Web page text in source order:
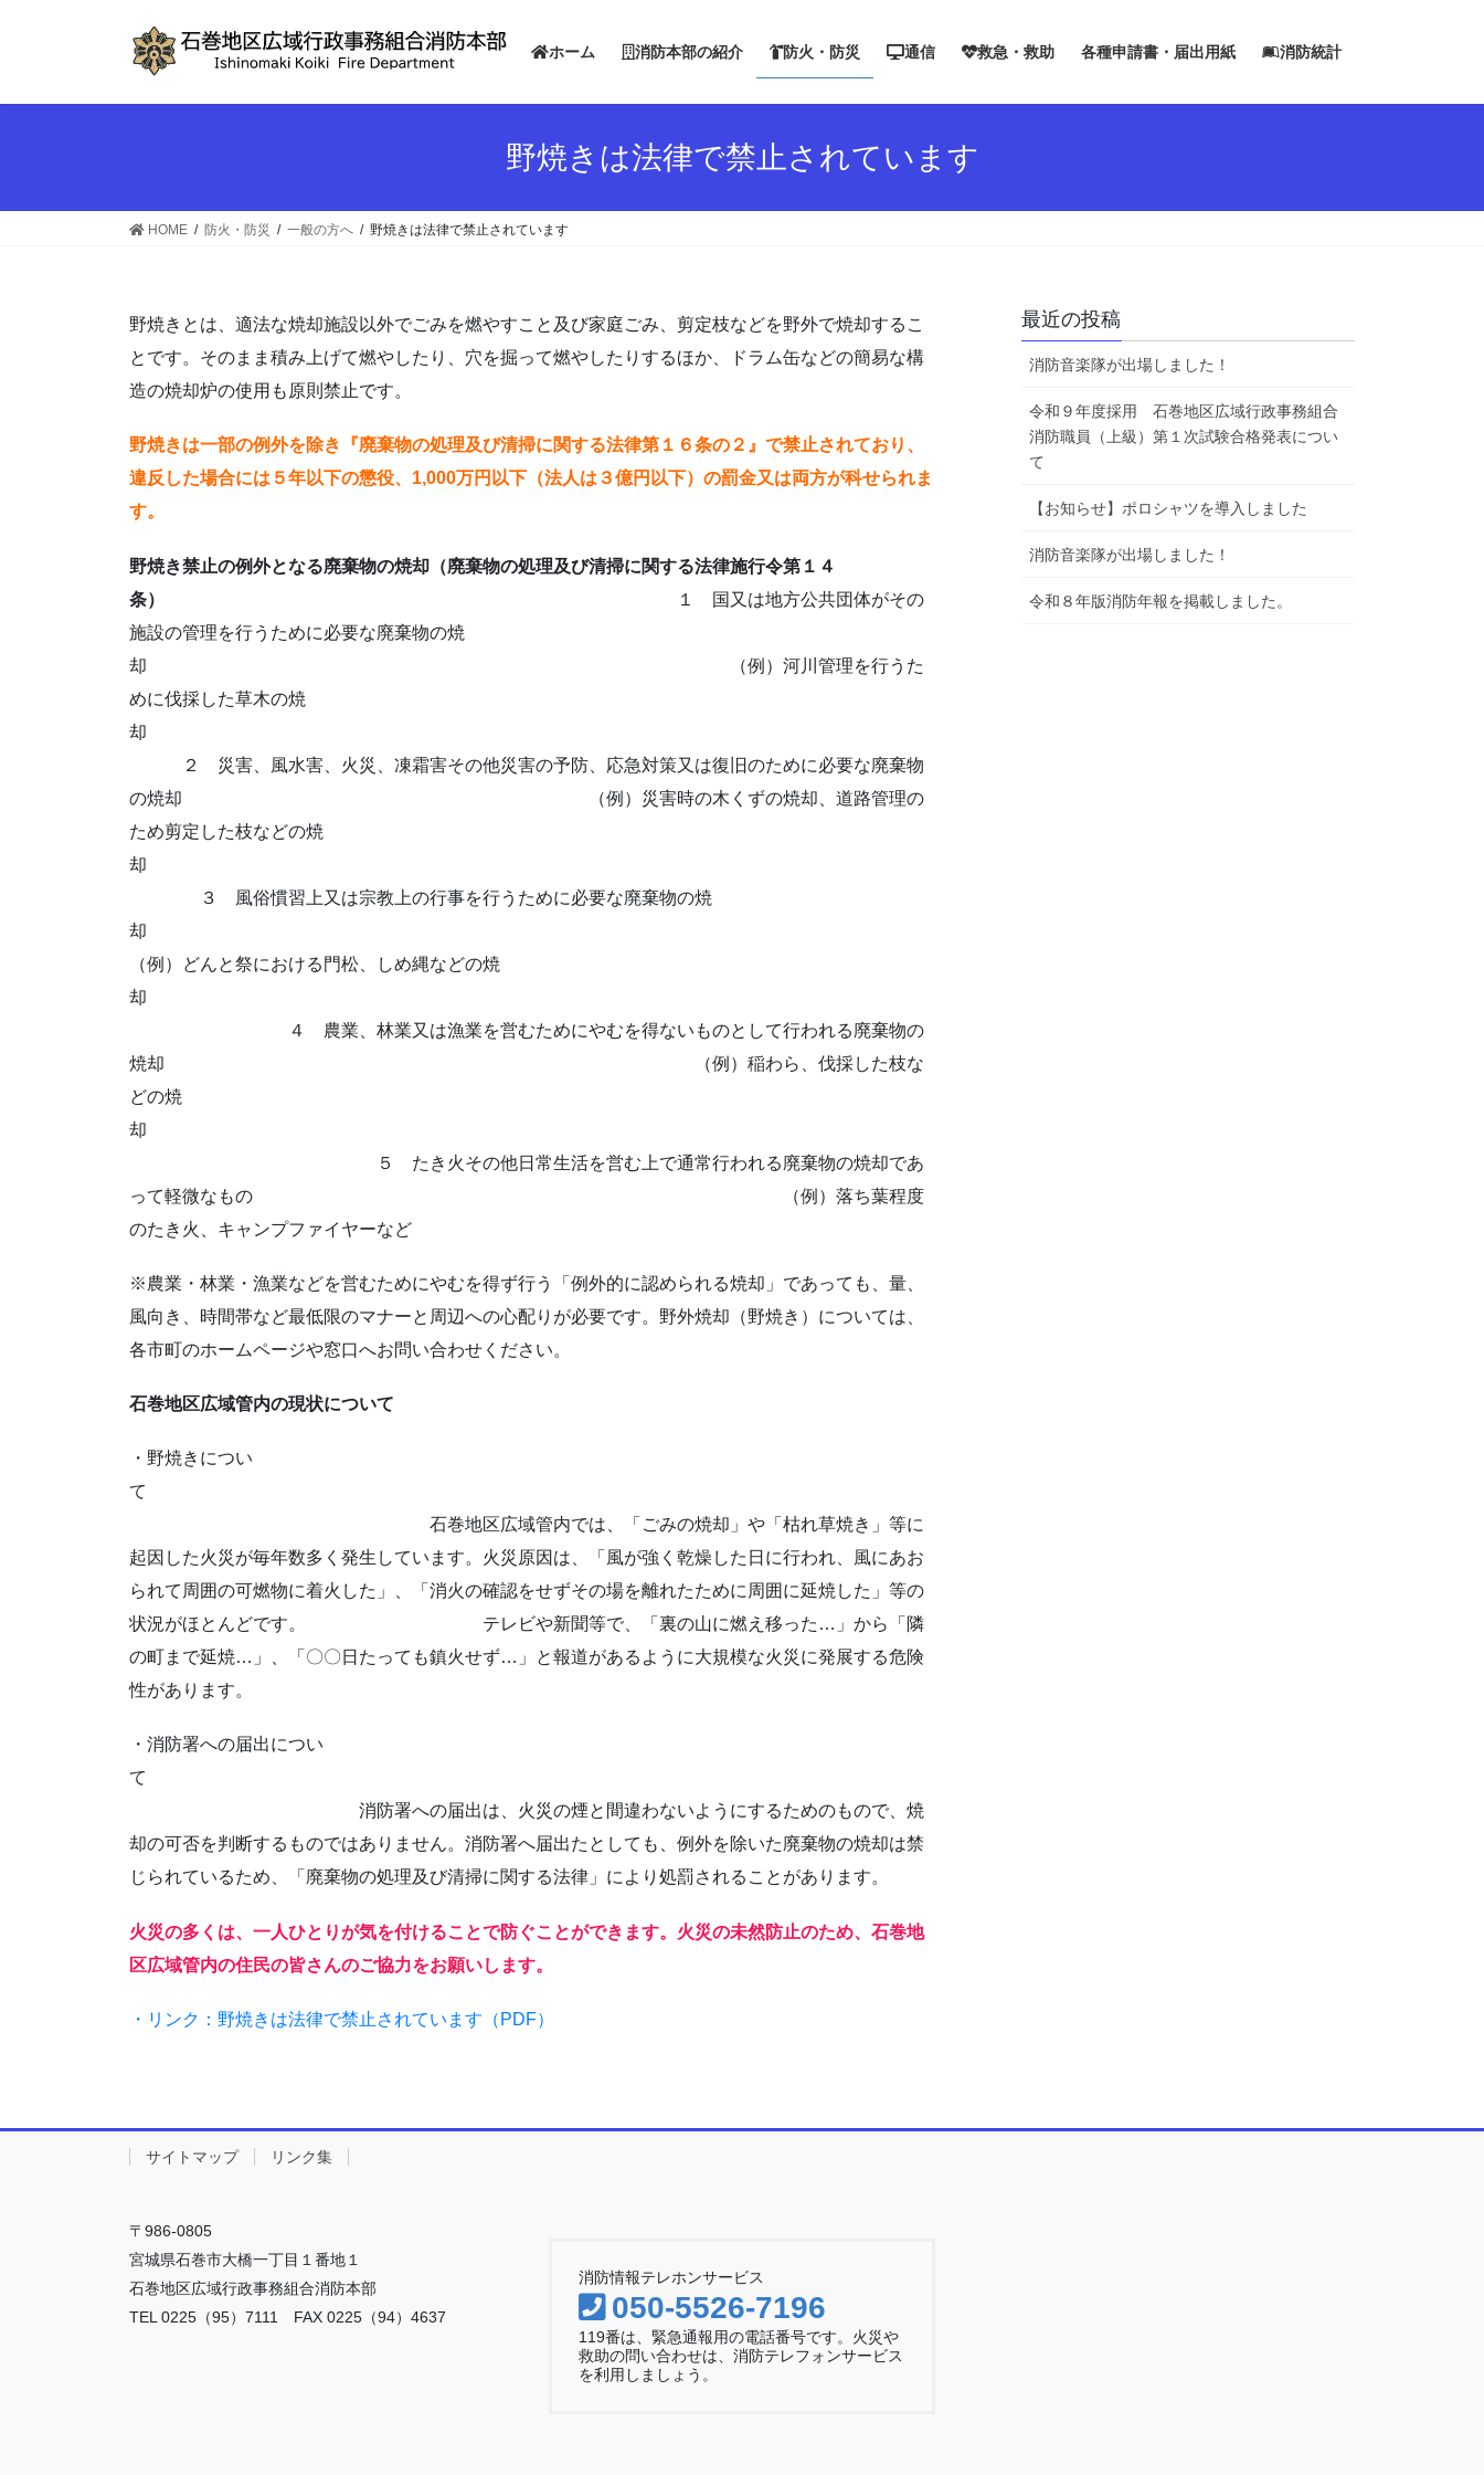
ホーム 消防本部の紹介 防火・防災 通信 救急・救助 各種申請書・届出用紙 消防統計
野焼きは法律で禁止されています
HOME 防火・防災 一般の方へ 野焼きは法律で禁止されています
野焼きとは、適法な焼却施設以外でごみを燃やすこと及び家庭ごみ、剪定枝などを野外で焼却するこ
とです。そのまま積み上げて燃やしたり、穴を掘って燃やしたりするほか、ドラム缶などの簡易な構
造の焼却炉の使用も原則禁止です。
野焼きは一部の例外を除き『廃棄物の処理及び清掃に関する法律第１６条の２』で禁止されており、
違反した場合には５年以下の懲役、1,000万円以下（法人は３億円以下）の罰金又は両方が科せられま
す。
野焼き禁止の例外となる廃棄物の焼却（廃棄物の処理及び清掃に関する法律施行令第１４
条）
１ 国又は地方公共団体がその
施設の管理を行うために必要な廃棄物の焼
却 （例）河川管理を行うた
めに伐採した草木の焼
却
２ 災害、風水害、火災、凍霜害その他災害の予防、応急対策又は復旧のために必要な廃棄物
の焼却 （例）災害時の木くずの焼却、道路管理の
ため剪定した枝などの焼
却
３ 風俗慣習上又は宗教上の行事を行うために必要な廃棄物の焼
却
（例）どんと祭における門松、しめ縄などの焼
却
４ 農業、林業又は漁業を営むためにやむを得ないものとして行われる廃棄物の
焼却 （例）稲わら、伐採した枝な
どの焼
却
５ たき火その他日常生活を営む上で通常行われる廃棄物の焼却であ
って軽微なもの （例）落ち葉程度
のたき火、キャンプファイヤーなど
※農業・林業・漁業などを営むためにやむを得ず行う「例外的に認められる焼却」であっても、量、
風向き、時間帯など最低限のマナーと周辺への心配りが必要です。野外焼却（野焼き）については、
各市町のホームページや窓口へお問い合わせください。
石巻地区広域管内の現状について
・野焼きについ
て
石巻地区広域管内では、「ごみの焼却」や「枯れ草焼き」等に
起因した火災が毎年数多く発生しています。火災原因は、「風が強く乾燥した日に行われ、風にあお
られて周囲の可燃物に着火した」、「消火の確認をせずその場を離れたために周囲に延焼した」等の
状況がほとんどです。 テレビや新聞等で、「裏の山に燃え移った…」から「隣
の町まで延焼…」、「〇〇日たっても鎮火せず…」と報道があるように大規模な火災に発展する危険
性があります。
・消防署への届出につい
て
消防署への届出は、火災の煙と間違わないようにするためのもので、焼
却の可否を判断するものではありません。消防署へ届出たとしても、例外を除いた廃棄物の焼却は禁
じられているため、「廃棄物の処理及び清掃に関する法律」により処罰されることがあります。
火災の多くは、一人ひとりが気を付けることで防ぐことができます。火災の未然防止のため、石巻地
区広域管内の住民の皆さんのご協力をお願いします。
・リンク：野焼きは法律で禁止されています（PDF）
最近の投稿
消防音楽隊が出場しました！
令和９年度採用 石巻地区広域行政事務組合
消防職員（上級）第１次試験合格発表につい
て
【お知らせ】ポロシャツを導入しました
消防音楽隊が出場しました！
令和８年版消防年報を掲載しました。
サイトマップ リンク集
〒986-0805
宮城県石巻市大橋一丁目１番地１
石巻地区広域行政事務組合消防本部
TEL 0225（95）7111 FAX 0225（94）4637
消防情報テレホンサービス
050-5526-7196
119番は、緊急通報用の電話番号です。火災や
救助の問い合わせは、消防テレフォンサービス
を利用しましょう。